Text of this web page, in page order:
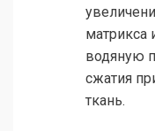
матрикса
водяную
сжатия
ткань.